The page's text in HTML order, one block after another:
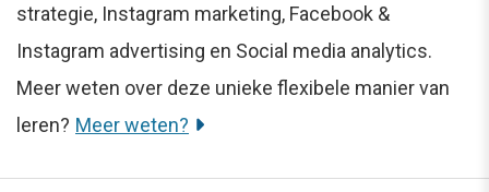
strategie, Instagram marketing, Facebook &
Instagram advertising en Social media analytics.
Meer weten over deze unieke flexibele manier van
leren? Meer weten?